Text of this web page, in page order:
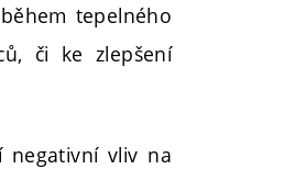
tepelného
či ke zlepšení
negativní vliv na